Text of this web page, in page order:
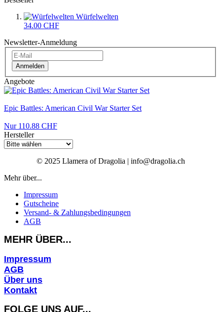
Würfelwelten
34.00 CHF
Newsletter-Anmeldung
Anmelden
Angebote
Epic Battles: American Civil War Starter Set
Nur 110.88 CHF
Hersteller
© 2025 Llamera of Dragolia | info@dragolia.ch
Mehr über...
Impressum
Gutscheine
Versand- & Zahlungsbedingungen
AGB
MEHR ÜBER...
Impressum
AGB
Über uns
Kontakt
FOLGE UNS AUF...